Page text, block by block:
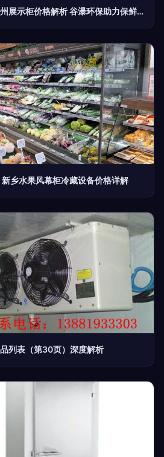
深圳冷藏柜与广州展示柜价格解析 谷瀑环保助力保鲜冷藏设备选购
乡水果风幕柜冷藏设备价格详解
列表（第30页）深度解析